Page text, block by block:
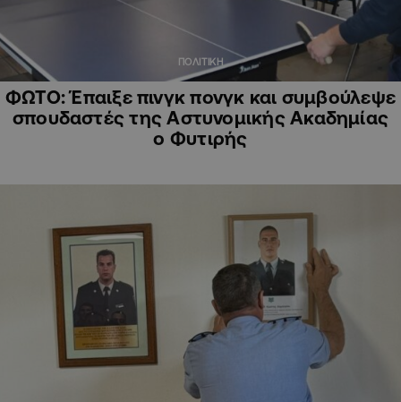
ΠΟΛΙΤΙΚΗ
ΦΩΤΟ: Έπαιξε πινγκ πονγκ και συμβούλεψε
σπουδαστές της Αστυνομικής Ακαδημίας
ο Φυτιρής